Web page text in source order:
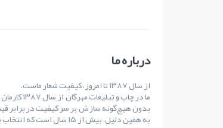
درباره ما
از سال ۱۳۸۷ تا امروز، کیفیت شعار ماست.
ما در
بدون هیچ‌گونه سازش بر سر کیفیت در برابر
به همین دلیل، بیش از ۱۵ سال است که انتخاب بسیاری از برندهای مطرح کشور بوده‌ایم.